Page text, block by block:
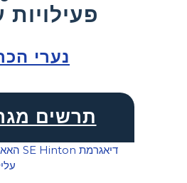
פעילויות
נערי
תרשים